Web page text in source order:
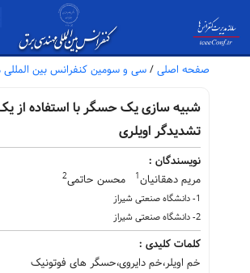
صفحه اصلی / سی و سومین کنفرانس بین
شبیه سازی یک حسگر با استفاده از
تشدیدگر اویلری
نویسندگان :
مریم دهقانیان1 محسن حاتمی2
1- دانشگاه صنعتی شیراز
2- دانشگاه صنعتی شیراز
کلمات کلیدی :
خم اویلر،خم دایروی،حسگر های فوتونیک